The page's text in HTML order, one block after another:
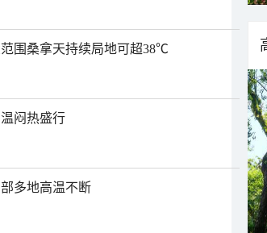
围桑拿天持续局地可超38℃
闷热盛行
多地高温不断